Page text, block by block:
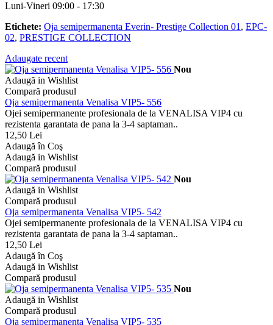
Luni-Vineri 09:00 - 17:30
Etichete: Oja semipermanenta Everin- Prestige Collection 01, EPC-
02, PRESTIGE COLLECTION
Adaugate recent
Nou
Adaugă in Wishlist
Compară produsul
Oja semipermanenta Venalisa VIP5- 556
Ojei semipermanente profesionala de la VENALISA VIP4 cu
rezistenta garantata de pana la 3-4 saptaman..
12,50 Lei
Adaugă în Coş
Adaugă in Wishlist
Compară produsul
Nou
Adaugă in Wishlist
Compară produsul
Oja semipermanenta Venalisa VIP5- 542
Ojei semipermanente profesionala de la VENALISA VIP4 cu
rezistenta garantata de pana la 3-4 saptaman..
12,50 Lei
Adaugă în Coş
Adaugă in Wishlist
Compară produsul
Nou
Adaugă in Wishlist
Compară produsul
Oja semipermanenta Venalisa VIP5- 535